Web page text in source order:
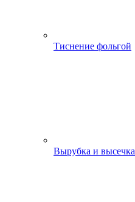
Тиснение фольгой
Вырубка и высечка